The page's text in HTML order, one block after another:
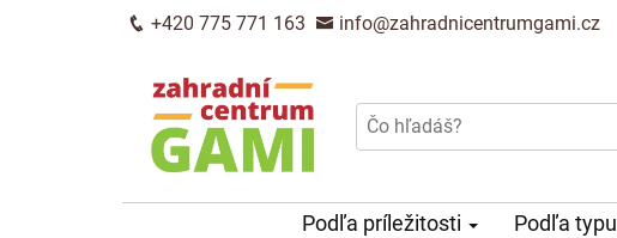
+420 775 771 163 info@zahradnicentrumgami.cz
Podľa príležitosti Podľa typu